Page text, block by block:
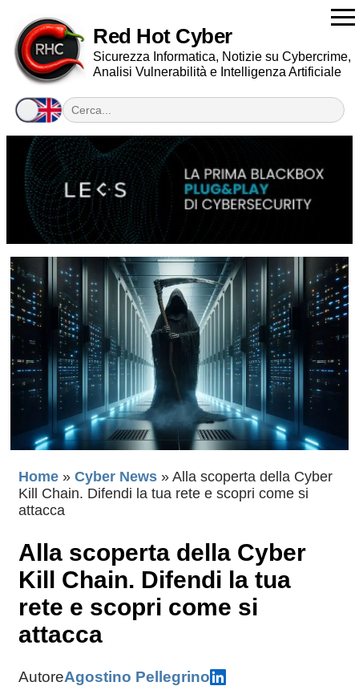
Red Hot Cyber
Sicurezza Informatica, Notizie su Cybercrime,
Analisi Vulnerabilità e Intelligenza Artificiale
Home » Cyber News » Alla scoperta della Cyber
Kill Chain. Difendi la tua rete e scopri come si
attacca
Alla scoperta della Cyber
Kill Chain. Difendi la tua
rete e scopri come si
attacca
AutoreAgostino Pellegrino